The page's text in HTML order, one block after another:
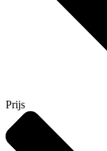
Prijs